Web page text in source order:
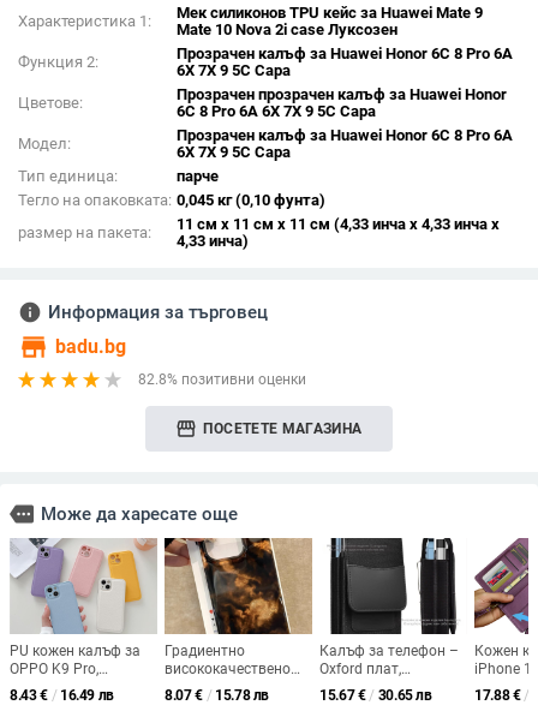
Характеристика 1:
Мек силиконов TPU кейс за Huawei Mate 9
Mate 10 Nova 2i case Луксозен
Функция 2:
Прозрачен калъф за Huawei Honor 6C 8 Pro 6A
6X 7X 9 5C Capa
Цветове:
Прозрачен прозрачен калъф за Huawei Honor
6C 8 Pro 6A 6X 7X 9 5C Capa
Модел:
Прозрачен калъф за Huawei Honor 6C 8 Pro 6A
6X 7X 9 5C Capa
Тип единица:
парче
Тегло на опаковката: 0,045 кг (0,10 фунта)
размер на пакета:
11 см x 11 см x 11 см (4,33 инча x 4,33 инча x
4,33 инча)
info Информация за търговец
store badu.bg
82.8% позитивни оценки
storefront ПОСЕТЕТЕ МАГАЗИНА
more Може да харесате още
PU кожен калъф за
OPPO K9 Pro,
съвместим с Reno11
Pro/9/8 Pro, лъскав
8.43€ / 16.49 лв
Градиентно
висококачествено
златисто и черно
цъфтящо покритие,
8.07€ / 15.78 лв
Калъф за телефон –
Oxford плат,
ембосирана
текстура; устойчив
15.67€ / 30.65 лв
Кожен
iPhone
свалящ
17.88€ /